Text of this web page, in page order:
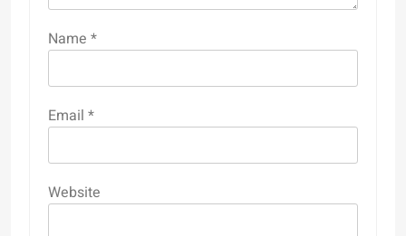
Name *
Email *
Website